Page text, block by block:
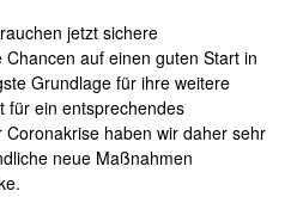
jetzt sichere
auf einen guten Start in
Grundlage für ihre weitere
für ein entsprechendes
Coronakrise haben wir daher sehr
neue Maßnahmen